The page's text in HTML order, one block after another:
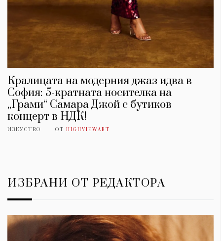
Кралицата на модерния джаз идва в
София: 5-кратната носителка на
„Грами“ Самара Джой с бутиков
концерт в НДК!
ИЗКУСТВО ОТ HIGHVIEWART
ИЗБРАНИ ОТ РЕДАКТОРА